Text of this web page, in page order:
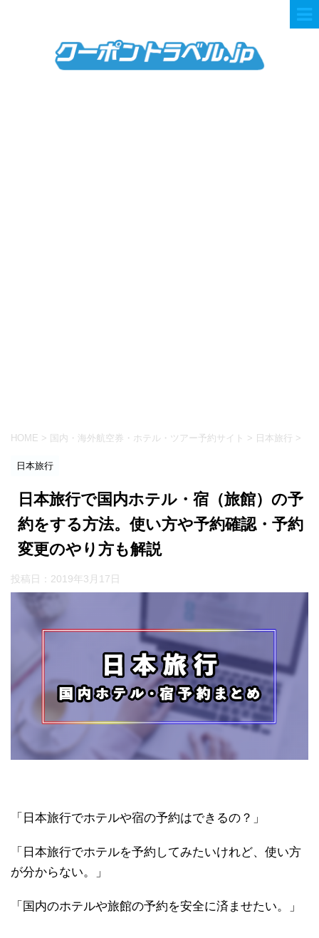
HOME > 国内・海外航空券・ホテル・ツアー予約サイト > 日本旅行 >
日本旅行
日本旅行で国内ホテル・宿（旅館）の予
約をする方法。使い方や予約確認・予約
変更のやり方も解説
投稿日： 2019年3月17日
「日本旅行でホテルや宿の予約はできるの？」
「日本旅行でホテルを予約してみたいけれど、使い方
が分からない。」
「国内のホテルや旅館の予約を安全に済ませたい。」